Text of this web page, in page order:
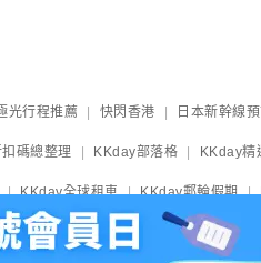
光行程推薦 快閃香港 日本新幹線預
碼總整理 KKday部落格 KKday精
KKday全球租車 KKday郵輪假期
典活動 2025大阪萬博攻略 日本住宿